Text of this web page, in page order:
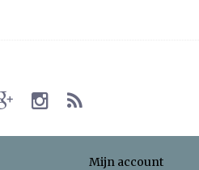
Mijn account